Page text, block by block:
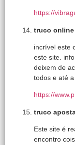
https://
truco online
incrível este
este site.
deixem de
todos e até
https://
truco
Este site é
encontro